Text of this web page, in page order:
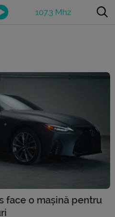
107.3 Mhz
face o mașină pentru